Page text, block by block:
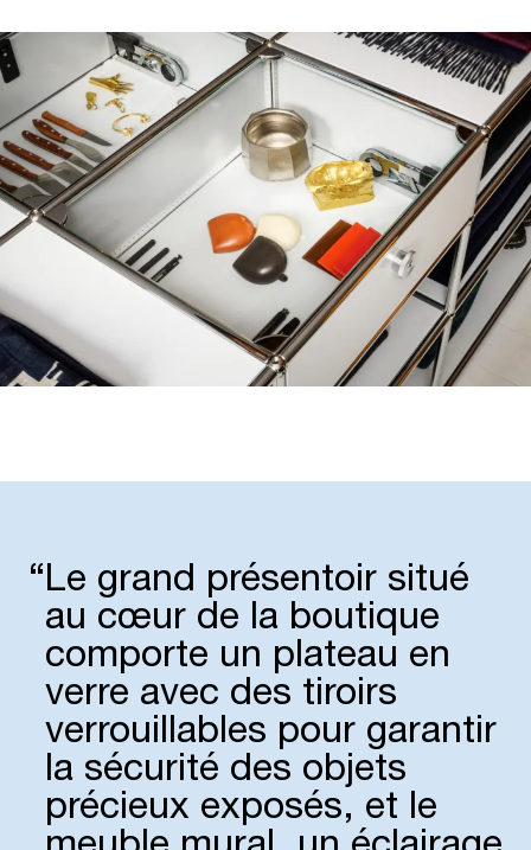
“Le grand présen­toir situé
au cœur de la boutique
comporte un plateau en
verre avec des tiroirs
verrouillables pour garantir
la sécurité des objets
précieux exposés, et le